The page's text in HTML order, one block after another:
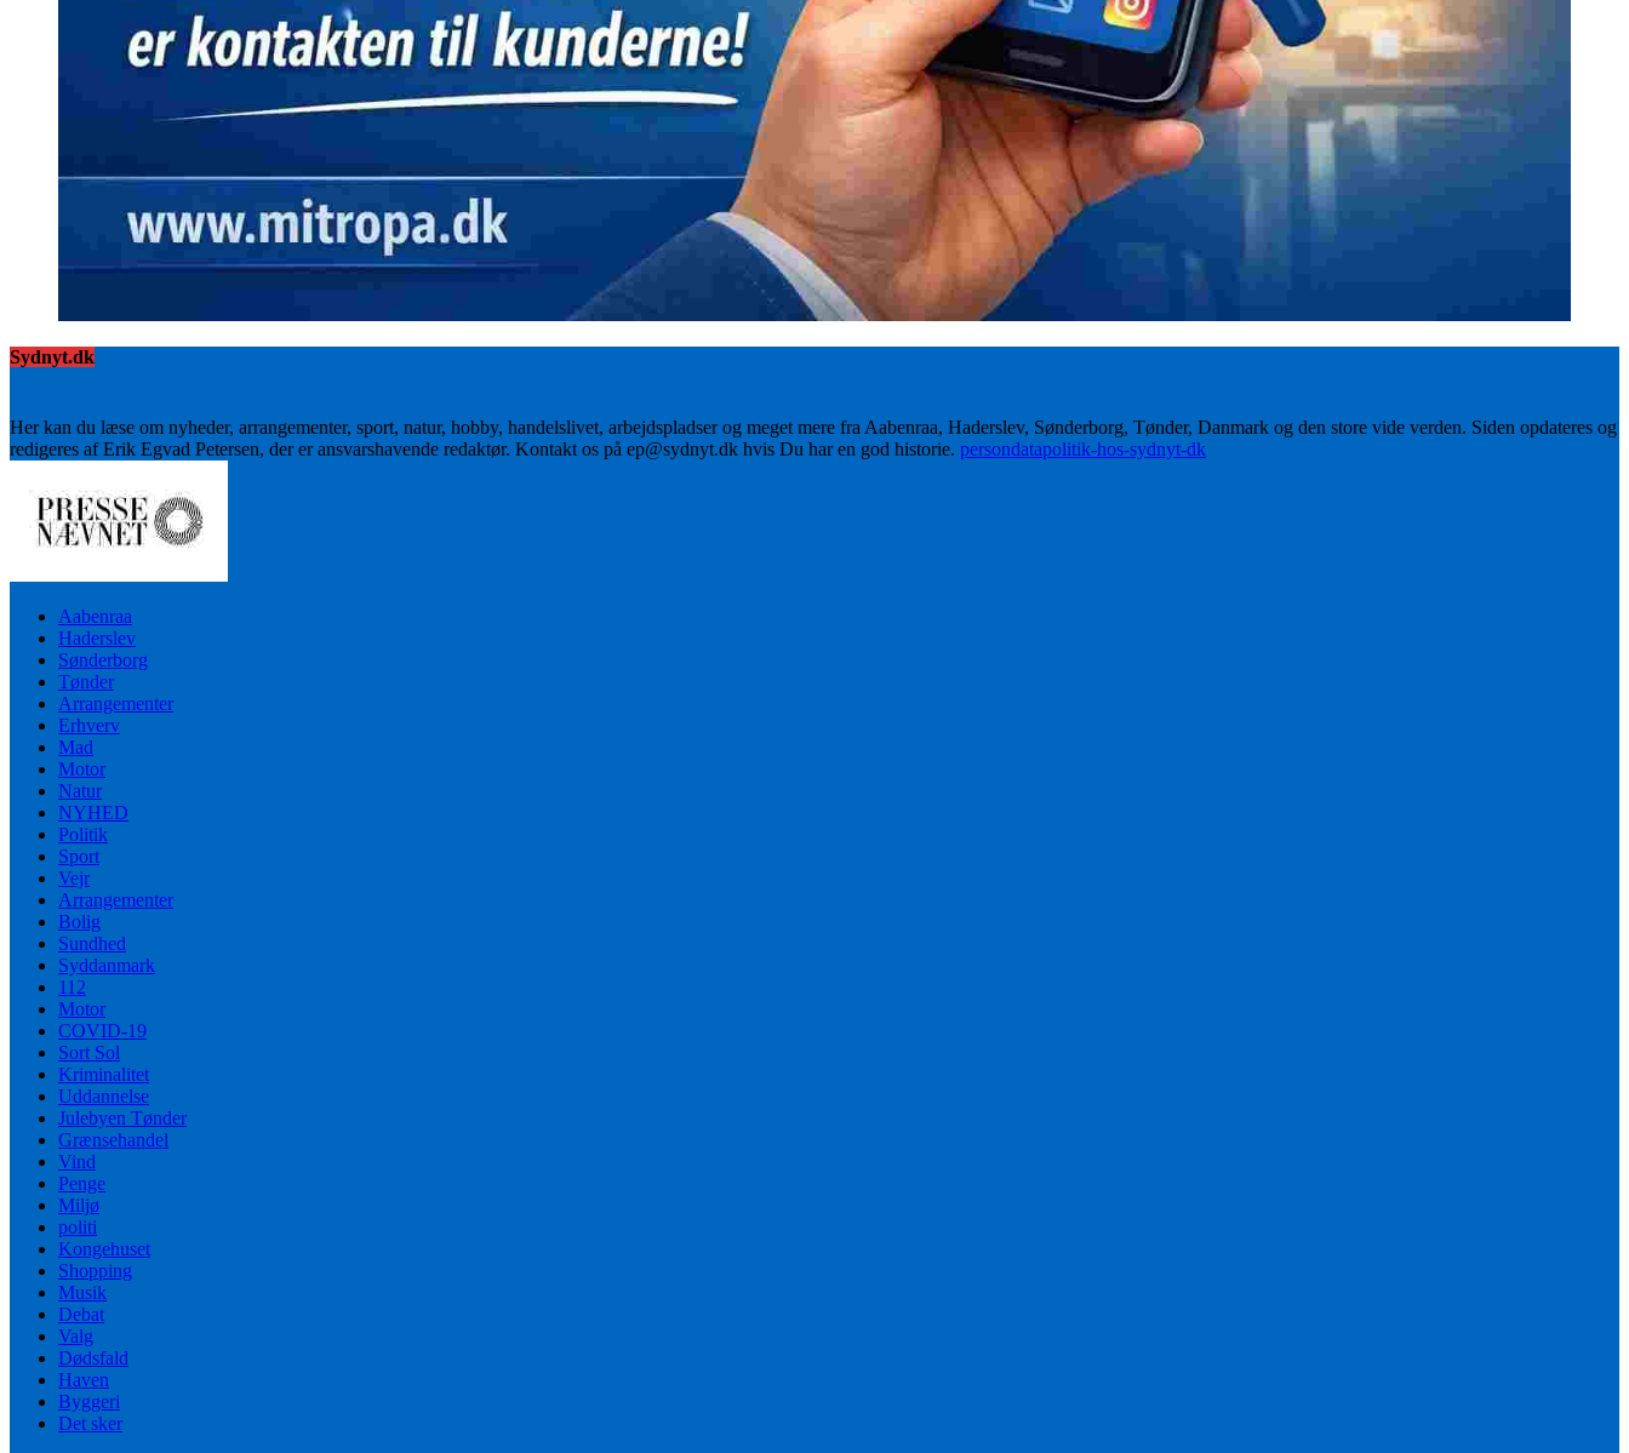
Sydnyt.dk
Her kan du læse om nyheder, arrangementer, sport, natur, hobby, handelslivet, arbejdspladser og meget mere fra Aabenraa, Haderslev, Sønderborg, Tønder, Danmark og den store vide verden. Siden opdateres og
redigeres af Erik Egvad Petersen, der er ansvarshavende redaktør. Kontakt os på ep@sydnyt.dk hvis Du har en god historie. persondatapolitik-hos-sydnyt-dk
Aabenraa
Haderslev
Sønderborg
Tønder
Arrangementer
Erhverv
Mad
Motor
Natur
NYHED
Politik
Sport
Vejr
Arrangementer
Bolig
Sundhed
Syddanmark
112
Motor
COVID-19
Sort Sol
Kriminalitet
Uddannelse
Julebyen Tønder
Grænsehandel
Vind
Penge
Miljø
politi
Kongehuset
Shopping
Musik
Debat
Valg
Dødsfald
Haven
Byggeri
Det sker